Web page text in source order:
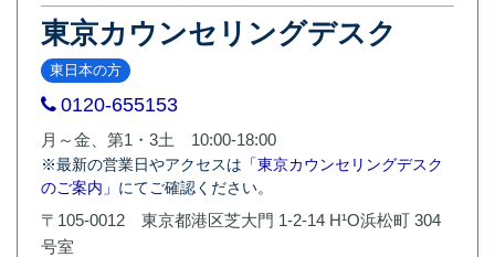
東京カウンセリングデスク
東日本の方
0120-655153
月～金、第1・3土 10:00-18:00
※最新の営業日やアクセスは 「東京カウンセリングデスク
のご案内」 にてご確認ください。
〒105-0012 東京都港区芝大門 1-2-14 H¹O浜松町 304
号室